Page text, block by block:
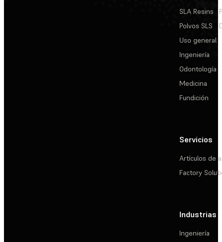
SLA Resins
Polvos SLS
Uso general
Ingeniería
Odontología
Medicina
Fundición
Servicios
Artículos de
Factory
Industrias
Ingeniería